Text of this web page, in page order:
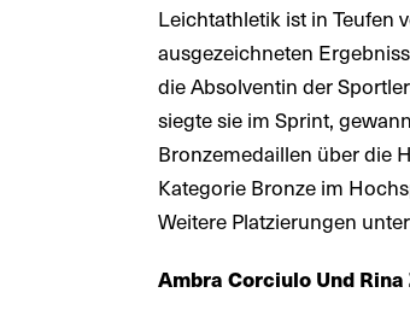
Leichtathletik ist in Teufen
ausgezeichneten
die Absolventin der
siegte sie im Sprint,
Bronzemedaillen über die
Kategorie Bronze im
Weitere Platzierungen
Ambra Corciulo Und